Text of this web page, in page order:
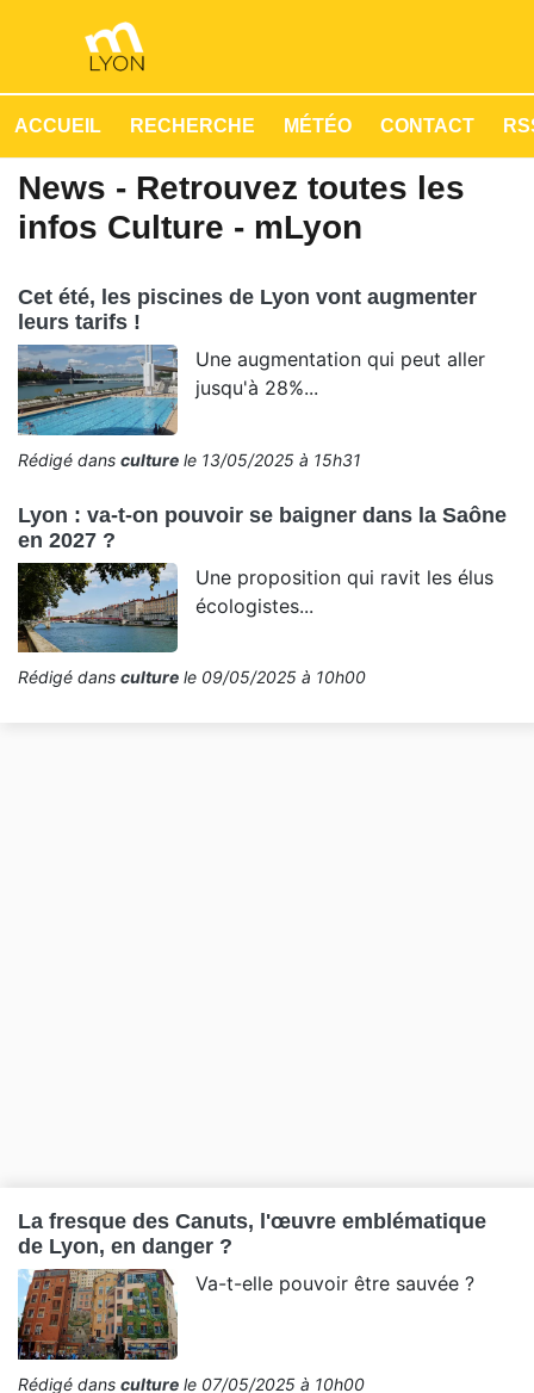
ACCUEIL RECHERCHE MÉTÉO CONTACT
News - Retrouvez toutes les
infos Culture - mLyon
Cet été, les piscines de Lyon vont augmenter
leurs tarifs !
Une augmentation qui peut aller
jusqu'à 28%...
Rédigé dans culture le 13/05/2025 à 15h31
Lyon : va-t-on pouvoir se baigner dans la Saône
en 2027 ?
Une proposition qui ravit les élus
écologistes...
Rédigé dans culture le 09/05/2025 à 10h00
La fresque des Canuts, l'œuvre emblématique
de Lyon, en danger ?
Va-t-elle pouvoir être sauvée ?
Rédigé dans culture le 07/05/2025 à 10h00